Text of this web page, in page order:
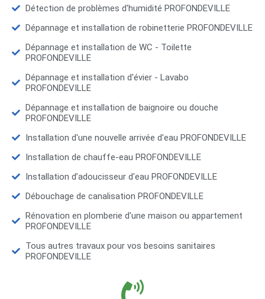
Détection de problèmes d'humidité PROFONDEVILLE
Dépannage et installation de robinetterie PROFONDEVILLE
Dépannage et installation de WC - Toilette
PROFONDEVILLE
Dépannage et installation d'évier - Lavabo
PROFONDEVILLE
Dépannage et installation de baignoire ou douche
PROFONDEVILLE
Installation d'une nouvelle arrivée d'eau PROFONDEVILLE
Installation de chauffe-eau PROFONDEVILLE
Installation d’adoucisseur d'eau PROFONDEVILLE
Débouchage de canalisation PROFONDEVILLE
Rénovation en plomberie d'une maison ou appartement
PROFONDEVILLE
Tous autres travaux pour vos besoins sanitaires
PROFONDEVILLE